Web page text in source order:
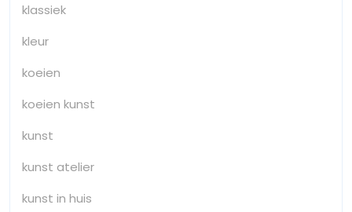
klassiek
kleur
koeien
koeien kunst
kunst
kunst atelier
kunst in huis